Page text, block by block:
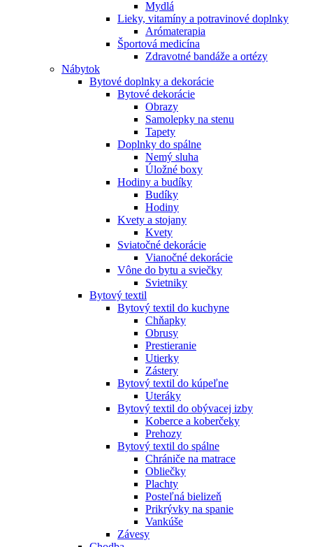
Mydlá
Lieky, vitamíny a potravinové doplnky
Arómaterapia
Športová medicína
Zdravotné bandáže a ortézy
Nábytok
Bytové doplnky a dekorácie
Bytové dekorácie
Obrazy
Samolepky na stenu
Tapety
Doplnky do spálne
Nemý sluha
Úložné boxy
Hodiny a budíky
Budíky
Hodiny
Kvety a stojany
Kvety
Sviatočné dekorácie
Vianočné dekorácie
Vône do bytu a sviečky
Svietniky
Bytový textil
Bytový textil do kuchyne
Chňapky
Obrusy
Prestieranie
Utierky
Zástery
Bytový textil do kúpeľne
Uteráky
Bytový textil do obývacej izby
Koberce a koberčeky
Prehozy
Bytový textil do spálne
Chrániče na matrace
Obliečky
Plachty
Posteľná bielizeň
Prikrývky na spanie
Vankúše
Závesy